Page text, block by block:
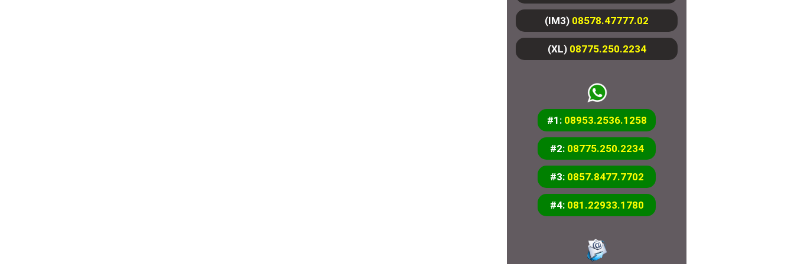
(IM3) 08578.47777.02
(XL) 08775.250.2234
#1: 08953.2536.1258
#2: 08775.250.2234
#3: 0857.8477.7702
#4: 081.22933.1780